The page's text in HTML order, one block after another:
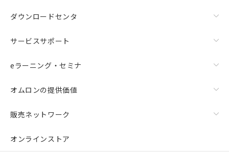
ダウンロードセンタ
サービスサポート
eラーニング・セミナ
オムロンの提供価値
販売ネットワーク
オンラインストア